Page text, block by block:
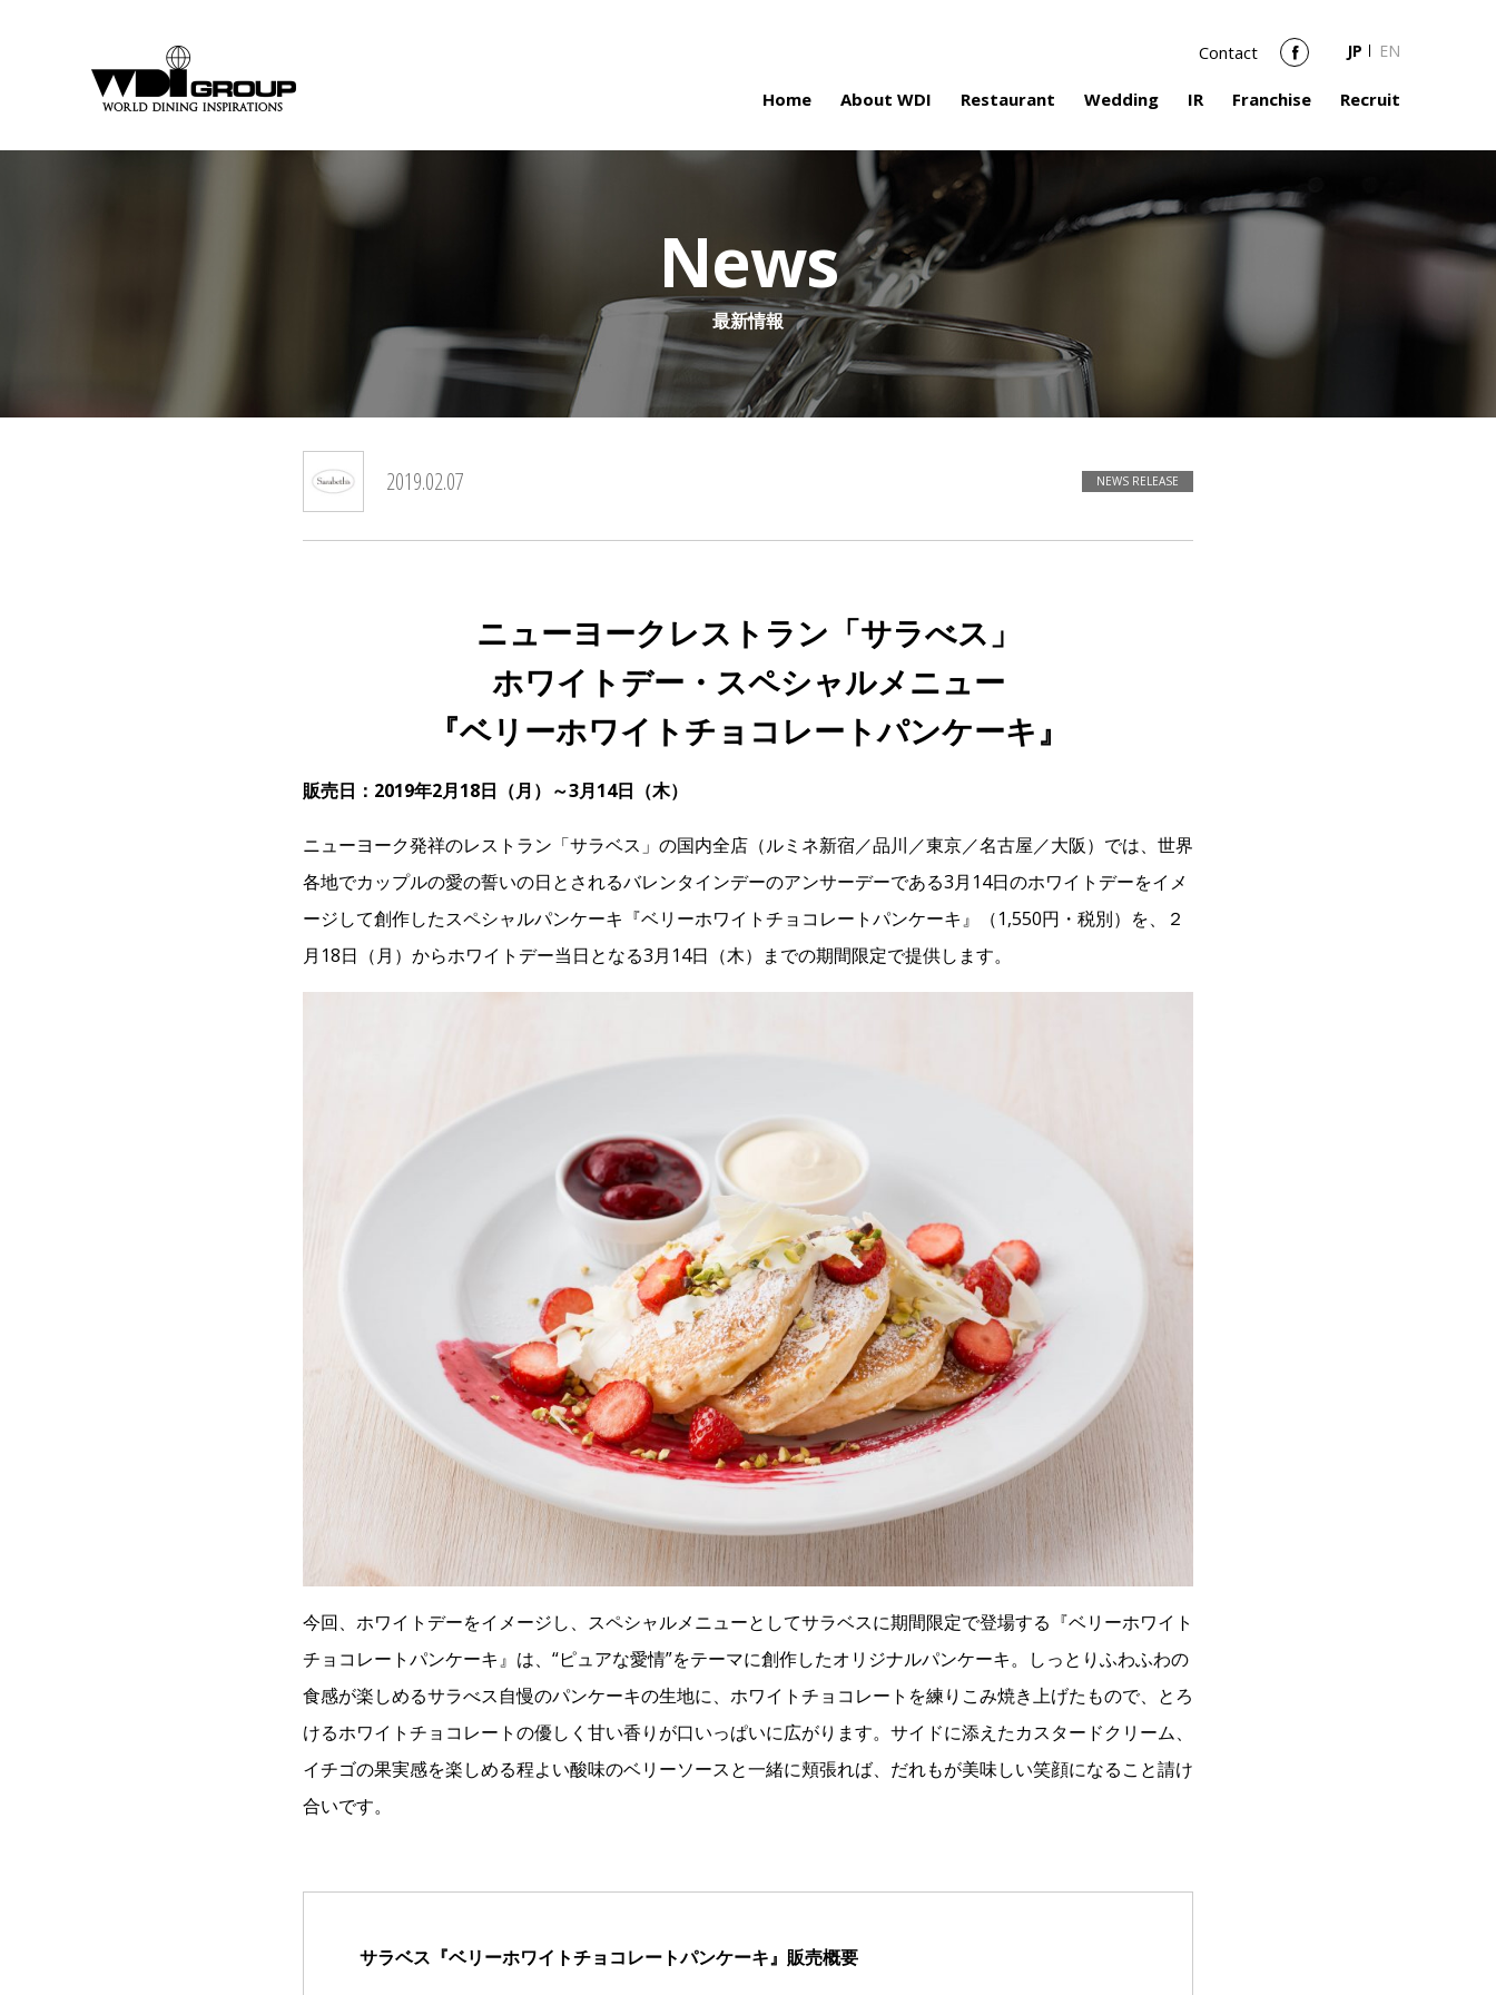
Home About WDI Restaurant Wedding IR Franchise Recruit
Contact Facebook
JP EN
News
最新情報
2019.02.07 NEWS RELEASE
ニューヨークレストラン「サラべス」
ホワイトデー・スペシャルメニュー
『ベリーホワイトチョコレートパンケーキ』
販売日：2019年2月18日（月）～3月14日（木）
ニューヨーク発祥のレストラン「サラベス」の国内全店（ルミネ新宿／品川／東京／名古屋／大阪）では、世界
各地でカップルの愛の誓いの日とされるバレンタインデーのアンサーデーである3月14日のホワイトデーをイメ
ージして創作したスペシャルパンケーキ『ベリーホワイトチョコレートパンケーキ』（1,550円・税別）を、２
月18日（月）からホワイトデー当日となる3月14日（木）までの期間限定で提供します。
今回、ホワイトデーをイメージし、スペシャルメニューとしてサラベスに期間限定で登場する『ベリーホワイト
チョコレートパンケーキ』は、“ピュアな愛情”をテーマに創作したオリジナルパンケーキ。しっとりふわふわの
食感が楽しめるサラべス自慢のパンケーキの生地に、ホワイトチョコレートを練りこみ焼き上げたもので、とろ
けるホワイトチョコレートの優しく甘い香りが口いっぱいに広がります。サイドに添えたカスタードクリーム、
イチゴの果実感を楽しめる程よい酸味のベリーソースと一緒に頬張れば、だれもが美味しい笑顔になること請け
合いです。
サラベス『ベリーホワイトチョコレートパンケーキ』販売概要